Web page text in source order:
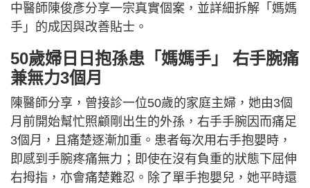
中醫師陳俊彥分享一宗真實個案，並詳細拆解「媽媽
手」的成因與改善貼士。
50歲婦日日抱孫患「媽媽手」 右手腕痛
兼無力3個月
陳醫師分享，曾接診一位50歲的家庭主婦，她由3個
月前開始幫忙照顧剛出生的外孫，右手手腕因而痛足
3個月，且痛楚逐漸加重。患者每次用右手抱嬰時，
即感到手腕疼痛無力；即使在沒有負重的狀態下屈伸
右拇指，亦會痛楚難忍。除了單手抱嬰兒，她平時還